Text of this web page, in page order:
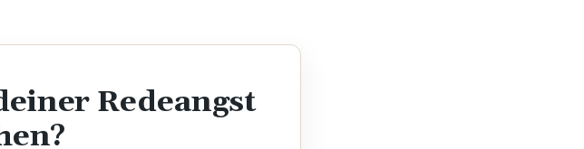
Redeangst